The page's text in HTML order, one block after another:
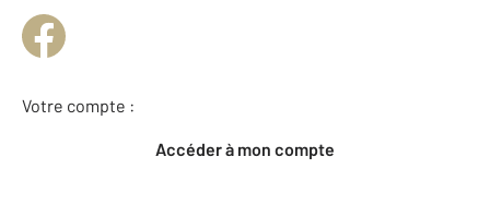
Votre compte :
Accéder à mon compte